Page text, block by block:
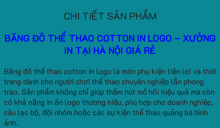
CHI TIẾT SẢN PHẨM
BĂNG ĐÔ THỂ THAO COTTON IN LOGO – XƯỞNG
IN TẠI HÀ NỘI GIÁ RẺ
Băng đô thể thao cotton in logo là món phụ kiện tiện lợi và thời
trang dành cho người chơi thể thao chuyên nghiệp lẫn phong
trào. Sản phẩm không chỉ giúp thấm hút mồ hôi hiệu quả mà còn
có khả năng in ấn logo thương hiệu, phù hợp cho doanh nghiệp,
câu lạc bộ, đội nhóm hoặc các sự kiện thể thao quảng bá hình
ảnh.